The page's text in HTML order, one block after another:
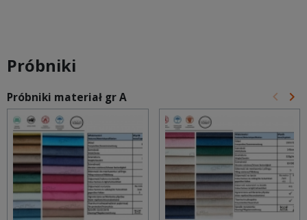
Próbniki
Próbniki materiał gr A keyboard_arrow_left keyboard_arrow_right